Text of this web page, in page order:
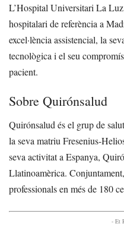
L’Hospital Universitari La
hospitalari de referència a
excel·lència assistencial, la
tecnològica i el seu
pacient.
Sobre Quirónsalud
Quirónsalud és el grup de
la seva matriu Fresenius-
seva activitat a Espanya,
Llatinoamèrica.
professionals en més de 180
- Et